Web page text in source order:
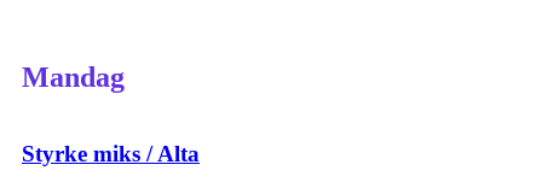
Mandag
Styrke miks / Alta